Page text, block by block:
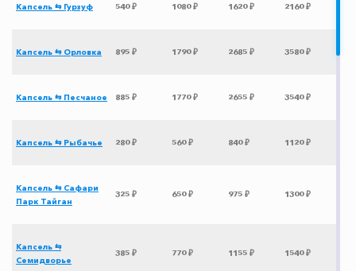
Капсель ⇆ Гурзуф 540 ₽ 1080 ₽ 1620 ₽ 2160 ₽
Капсель ⇆ Орловка 895 ₽ 1790 ₽ 2685 ₽ 3580 ₽
Капсель ⇆ Песчаное 885 ₽ 1770 ₽ 2655 ₽ 3540 ₽
Капсель ⇆ Рыбачье 280 ₽ 560 ₽ 840 ₽ 1120 ₽
Капсель ⇆ Сафари
Парк Тайган
325 ₽ 650 ₽ 975 ₽ 1300 ₽
Капсель ⇆
Семидворье
385 ₽ 770 ₽ 1155 ₽ 1540 ₽